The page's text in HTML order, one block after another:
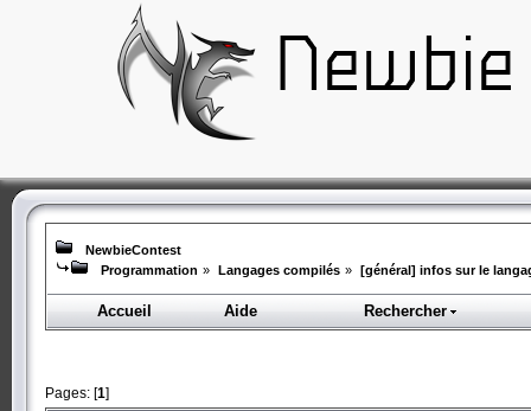
NewbieContest
Programmation » Langages compilés » [général] infos sur le
Accueil Aide Rechercher
Pages: [1]